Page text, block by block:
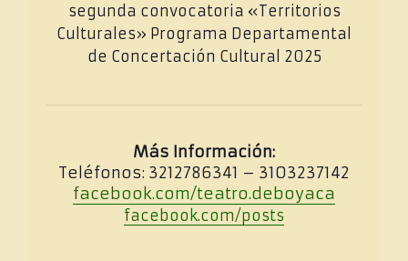
segunda convocatoria «Territorios
Culturales» Programa Departamental
de Concertación Cultural 2025
Más Información:
Teléfonos: 3212786341 – 3103237142
facebook.com/teatro.deboyaca
facebook.com/posts